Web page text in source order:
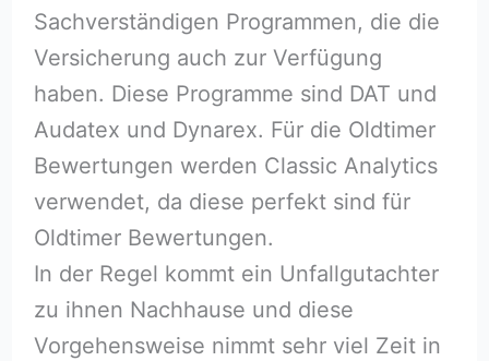
Sachverständigen Programmen, die die
Versicherung auch zur Verfügung
haben. Diese Programme sind DAT und
Audatex und Dynarex. Für die Oldtimer
Bewertungen werden Classic Analytics
verwendet, da diese perfekt sind für
Oldtimer Bewertungen.
In der Regel kommt ein Unfallgutachter
zu ihnen Nachhause und diese
Vorgehensweise nimmt sehr viel Zeit in